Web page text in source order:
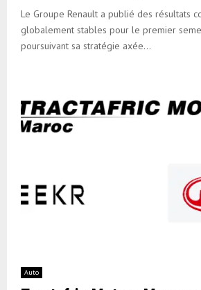
Le Groupe Renault a publié des résultats
globalement stables pour le premier
poursuivant sa stratégie axée...
Auto